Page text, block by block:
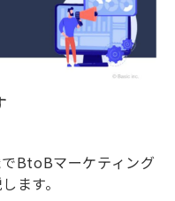
BtoBマーケティング
ます。